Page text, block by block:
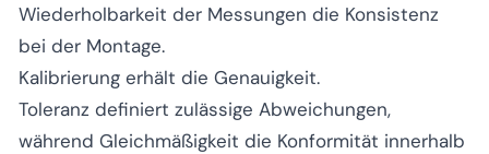
Wiederholbarkeit der Messungen die Konsistenz
bei der Montage.
Kalibrierung erhält die Genauigkeit.
Toleranz definiert zulässige Abweichungen,
während Gleichmäßigkeit die Konformität innerhalb